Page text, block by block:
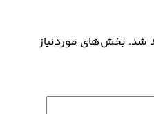
شد. بخش‌های موردنیاز